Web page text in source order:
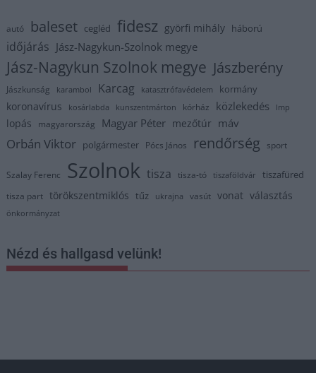
autó baleset cegléd fidesz györfi mihály háború
időjárás Jász-Nagykun-Szolnok megye
Jász-Nagykun Szolnok megye Jászberény
Jászkunság karambol Karcag katasztrófavédelem kormány
koronavírus kosárlabda kunszentmárton kórház közlekedés lmp
lopás magyarország Magyar Péter mezőtúr máv
Orbán Viktor polgármester Pócs János rendőrség sport
Szalay Ferenc Szolnok tisza tisza-tó tiszaföldvár tiszafüred
tisza part törökszentmiklós tűz ukrajna vasút vonat választás
önkormányzat
Nézd és hallgasd velünk!